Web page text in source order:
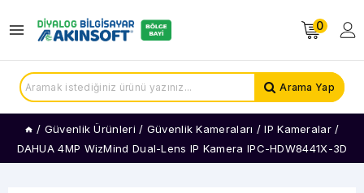
0
Arama Yap
/ Güvenlik Ürünleri / Güvenlik Kameraları / IP Kameralar /
DAHUA 4MP WizMind Dual-Lens IP Kamera IPC-HDW8441X-3D